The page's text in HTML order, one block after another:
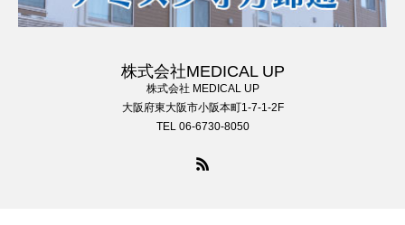
株式会社MEDICAL UP
株式会社 MEDICAL UP
大阪府東大阪市小阪本町1-7-1-2F
TEL 06-6730-8050